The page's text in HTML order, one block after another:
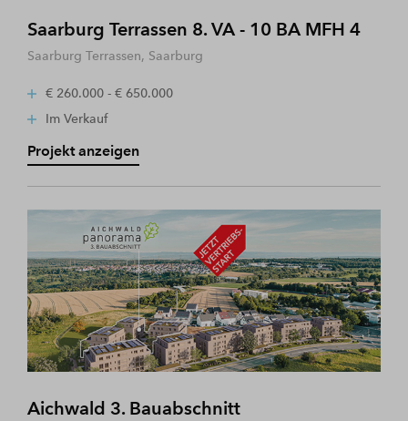
Saarburg Terrassen 8. VA - 10 BA MFH 4
Saarburg Terrassen, Saarburg
€ 260.000 - € 650.000
Im Verkauf
Projekt anzeigen
Aichwald 3. Bauabschnitt